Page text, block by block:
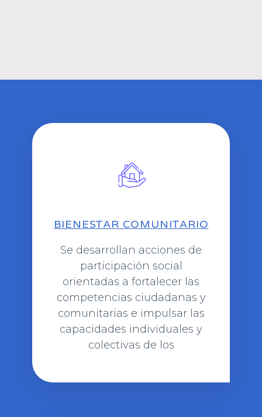
BIENESTAR COMUNITARIO
Se desarrollan acciones de
participación social
orientadas a fortalecer las
competencias ciudadanas y
comunitarias e impulsar las
capacidades individuales y
colectivas de los